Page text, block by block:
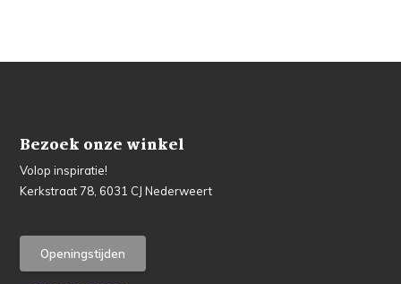
Bezoek onze winkel
Volop inspiratie!
Kerkstraat 78, 6031 CJ Nederweert
Openingstijden